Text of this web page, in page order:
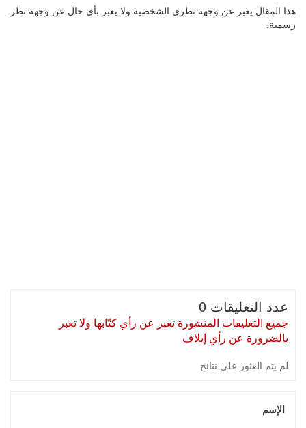
هذا المقال يعبر عن وجهة نظري الشخصية ولا يعبر بأي حال عن وجهة نظر
رسمية.
عدد التعليقات 0
جميع التعليقات المنشورة تعبر عن رأي كتّابها ولا تعبر
بالضرورة عن رأي إيلاف
لم يتم العثور على نتائج
الإسم